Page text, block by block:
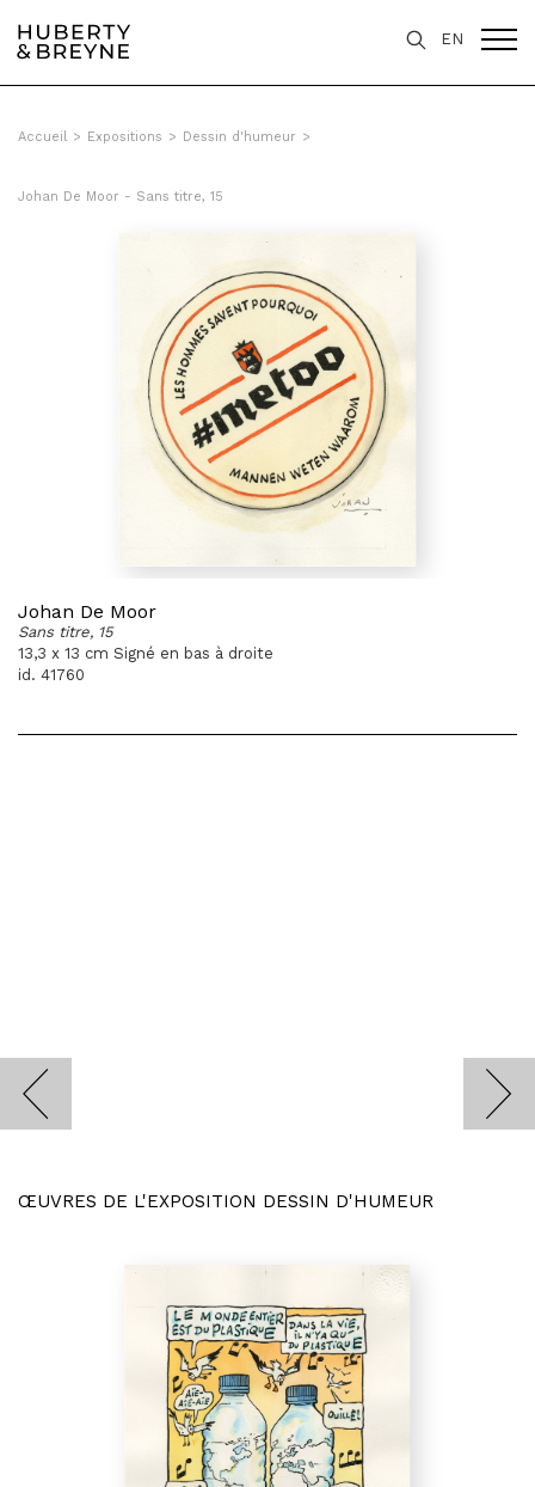
EN
Accueil > Expositions > Dessin d'humeur >
Johan De Moor - Sans titre, 15
Johan De Moor
Sans titre, 15
13,3 x 13 cm Signé en bas à droite
id. 41760
ŒUVRES DE L'EXPOSITION DESSIN D'HUMEUR